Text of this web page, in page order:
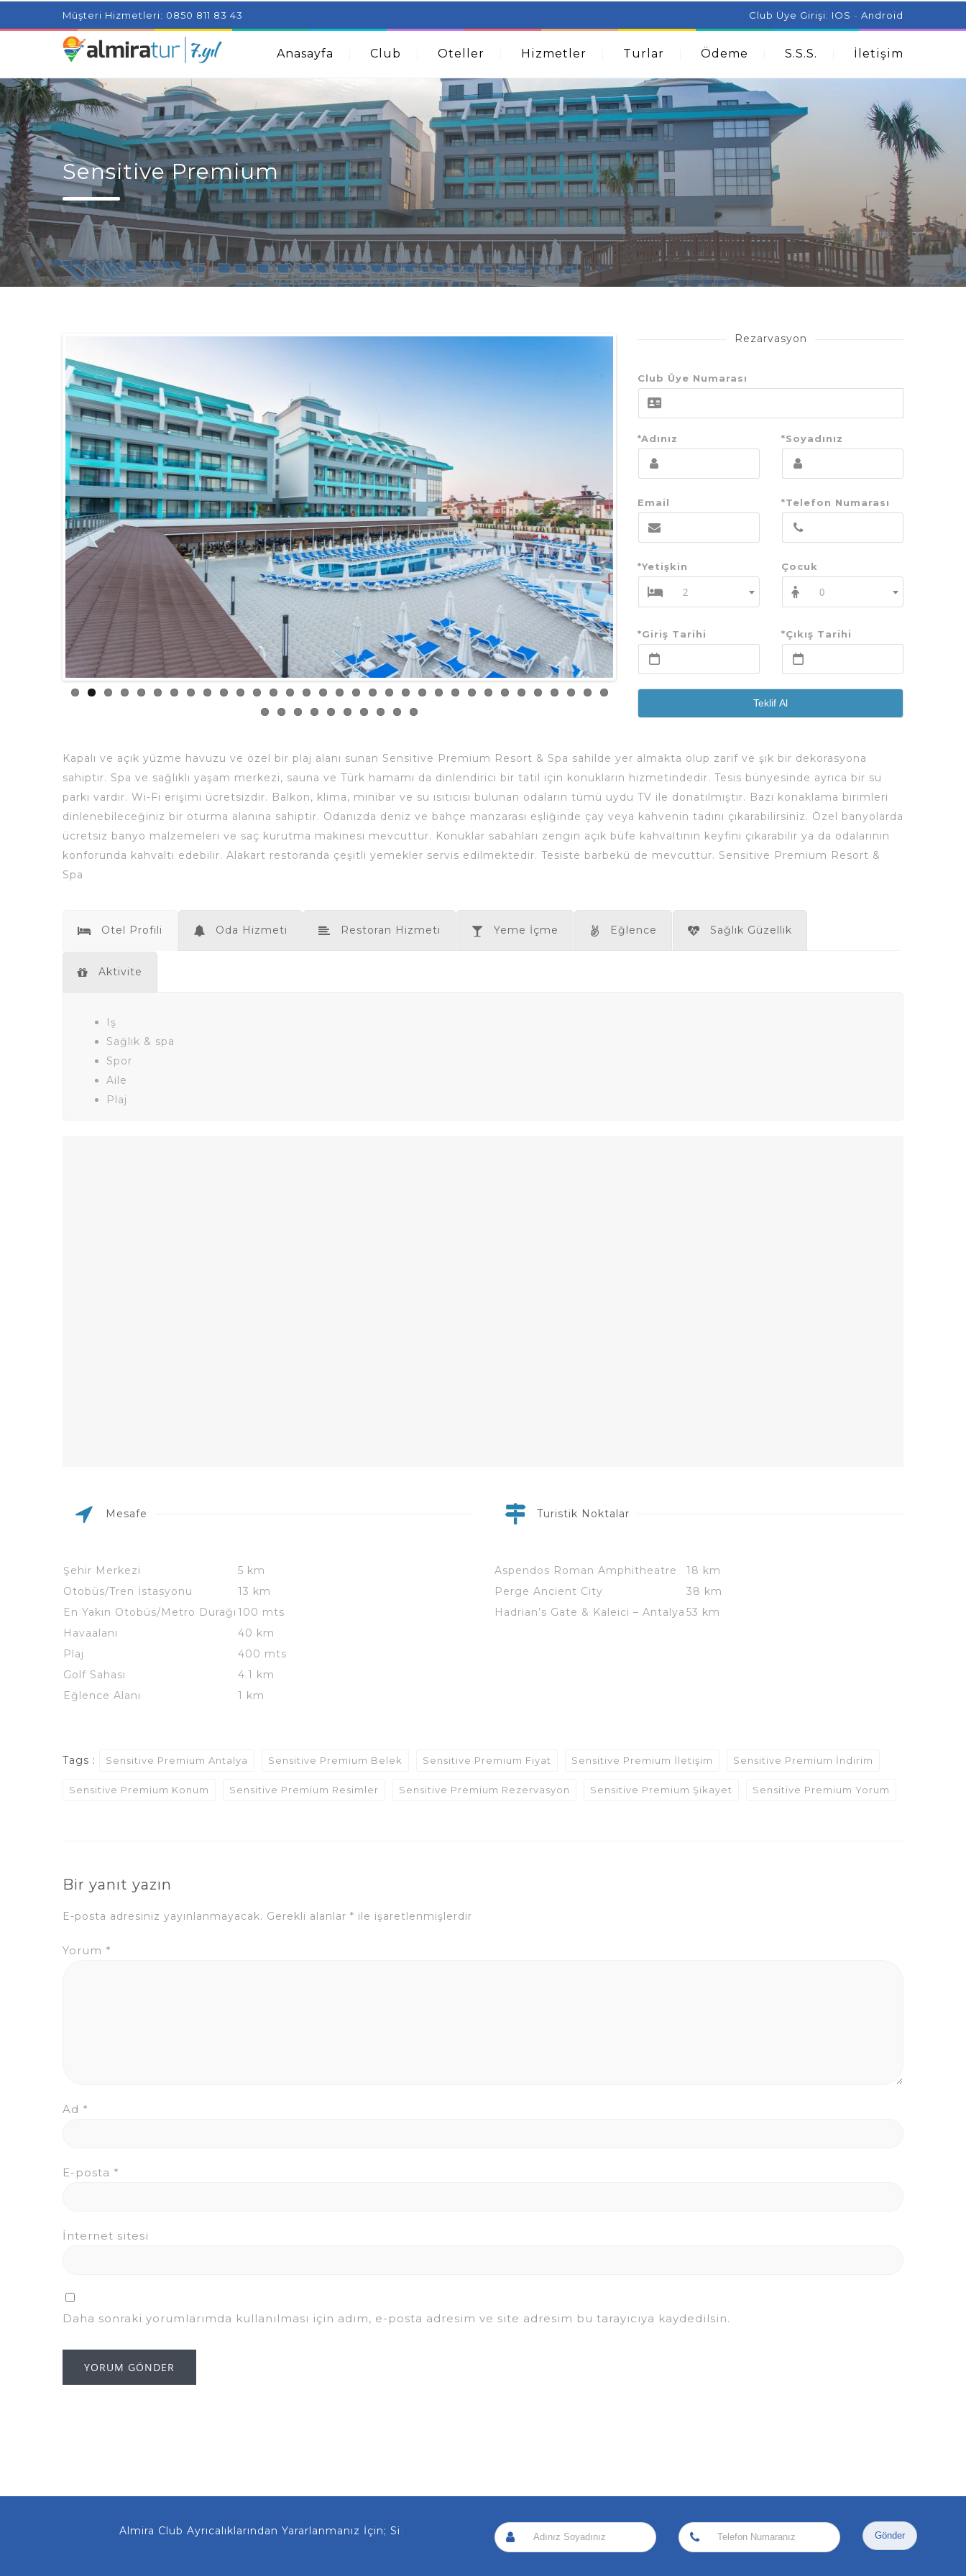
Project Milenial featuring news blogs and tutorials How A Dermatologist Can Help With Acne Problems Aromatherapy And
Kids Amazingly Simple Skin Care Tips For People With Acne
Müşteri Hizmetleri: 0850 811 83 43 Club Üye Girişi: IOS - Android
Anasayfa Club Oteller Hizmetler Turlar Ödeme S.S.S. İletişim
Sensitive Premium
Rezarvasyon
Club Üye Numarası
*Adınız *Soyadınız
Email *Telefon Numarası
*Yetişkin
2
Çocuk
0
*Giriş Tarihi *Çıkış Tarihi
Teklif Al
Kapalı ve açık yüzme havuzu ve özel bir plaj alanı sunan Sensitive Premium Resort & Spa sahilde yer almakta olup zarif ve şık bir dekorasyona
sahiptir. Spa ve sağlıklı yaşam merkezi, sauna ve Türk hamamı da dinlendirici bir tatil için konukların hizmetindedir. Tesis bünyesinde ayrıca bir su
parkı vardır. Wi-Fi erişimi ücretsizdir. Balkon, klima, minibar ve su ısıtıcısı bulunan odaların tümü uydu TV ile donatılmıştır. Bazı konaklama birimleri
dinlenebileceğiniz bir oturma alanına sahiptir. Odanızda deniz ve bahçe manzarası eşliğinde çay veya kahvenin tadını çıkarabilirsiniz. Özel banyolarda
ücretsiz banyo malzemeleri ve saç kurutma makinesi mevcuttur. Konuklar sabahları zengin açık büfe kahvaltının keyfini çıkarabilir ya da odalarının
konforunda kahvaltı edebilir. Alakart restoranda çeşitli yemekler servis edilmektedir. Tesiste barbekü de mevcuttur. Sensitive Premium Resort &
Spa
Otel Profili Oda Hizmeti Restoran Hizmeti Yeme İçme Eğlence Sağlık Güzellik
Aktivite
Iş
Sağlık & spa
Spor
Aile
Plaj
Mesafe
Şehir Merkezi
5 km
Otobüs/Tren İstasyonu
13 km
En Yakın Otobüs/Metro Durağı 100 mts
Havaalanı
40 km
Plaj
400 mts
Golf Sahası
4.1 km
Eğlence Alanı
1 km
Turistik Noktalar
Aspendos Roman Amphitheatre
18 km
Perge Ancient City
38 km
Hadrian’s Gate & Kaleici – Antalya 53 km
Tags : Sensitive Premium Antalya Sensitive Premium Belek Sensitive Premium Fiyat Sensitive Premium İletişim Sensitive Premium İndirim
Sensitive Premium Konum Sensitive Premium Resimler Sensitive Premium Rezervasyon Sensitive Premium Şikayet Sensitive Premium Yorum
Bir yanıt yazın
E-posta adresiniz yayınlanmayacak. Gerekli alanlar * ile işaretlenmişlerdir
Yorum *
Ad *
E-posta *
İnternet sitesi
Daha sonraki yorumlarımda kullanılması için adım, e-posta adresim ve site adresim bu tarayıcıya kaydedilsin.
Almira Club Ayrıcalıklarından Yararlanmanız İçin; Sizi Arayalım! Gönder